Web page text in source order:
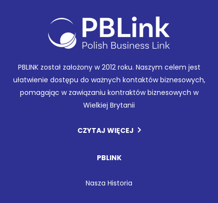
PBLINK został założony w 2012 roku. Naszym celem jest
ułatwienie dostępu do ważnych kontaktów biznesowych,
pomagając w zawiązaniu kontraktów biznesowych w
Wielkiej Brytanii
CZYTAJ WIĘCEJ
PBLINK
Nasza Historia